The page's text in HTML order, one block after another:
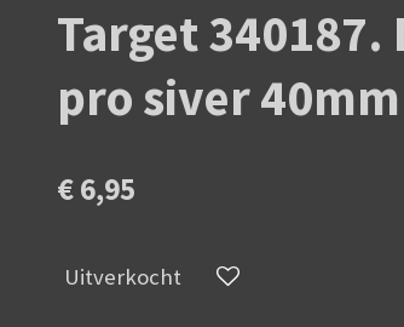
Target 340187.
pro siver 40mm
€ 6,95
Uitverkocht